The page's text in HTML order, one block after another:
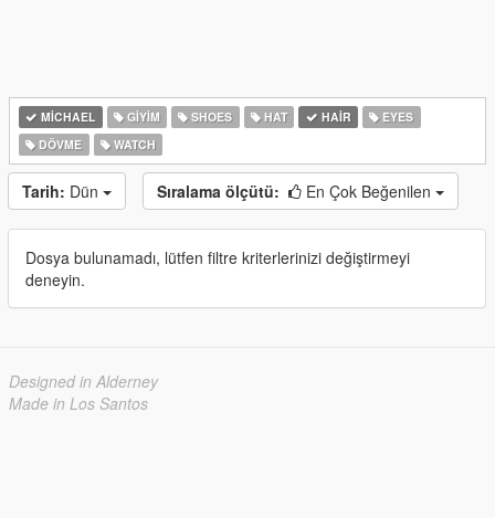
MICHAEL GIYIM SHOES HAT HAIR
EYES
DÖVME
WATCH
Tarih: Dün Sıralama ölçütü: En Çok Beğenilen
Dosya bulunamadı, lütfen filtre kriterlerinizi değiştirmeyi
deneyin.
Designed in Alderney
Made in Los Santos